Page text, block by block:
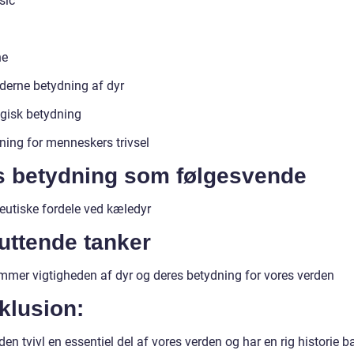
betydning af dyr
betydning
for menneskers trivsel
betydning som følgesvende
fordele ved kæledyr
tanker
vigtigheden af dyr og deres betydning for vores verden
tvivl en essentiel del af vores verden og har en rig historie